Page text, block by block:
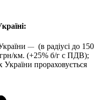
— (в радіусі до 150
км. (+25% б/г с ПДВ);
України прораховується